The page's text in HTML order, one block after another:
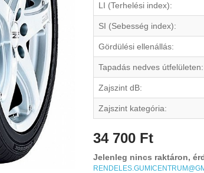
LI (Terhelési index):
SI (Sebesség index):
Gördülési ellenállás:
Tapadás nedves útfelületen:
Zajszint dB:
Zajszint kategória:
34 700 Ft
Jelenleg nincs raktáron,